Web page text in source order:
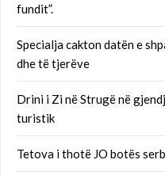
fundit”.
Specialja cakton datën e
dhe të tjerëve
Drini i Zi në Strugë në
turistik
Tetova i thotë JO botës